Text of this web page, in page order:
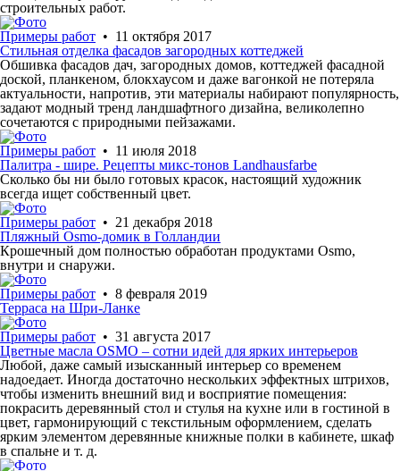
строительных работ.
Примеры работ • 11 октября 2017
Стильная отделка фасадов загородных коттеджей
Обшивка фасадов дач, загородных домов, коттеджей фасадной
доской, планкеном, блокхаусом и даже вагонкой не потеряла
актуальности, напротив, эти материалы набирают популярность,
задают модный тренд ландшафтного дизайна, великолепно
сочетаются с природными пейзажами.
Примеры работ • 11 июля 2018
Палитра - шире. Рецепты микс-тонов Landhausfarbe
Сколько бы ни было готовых красок, настоящий художник
всегда ищет собственный цвет.
Примеры работ • 21 декабря 2018
Пляжный Osmo-домик в Голландии
Крошечный дом полностью обработан продуктами Osmo,
внутри и снаружи.
Примеры работ • 8 февраля 2019
Терраса на Шри-Ланке
Примеры работ • 31 августа 2017
Цветные масла OSMO – сотни идей для ярких интерьеров
Любой, даже самый изысканный интерьер со временем
надоедает. Иногда достаточно нескольких эффектных штрихов,
чтобы изменить внешний вид и восприятие помещения:
покрасить деревянный стол и стулья на кухне или в гостиной в
цвет, гармонирующий с текстильным оформлением, сделать
ярким элементом деревянные книжные полки в кабинете, шкаф
в спальне и т. д.